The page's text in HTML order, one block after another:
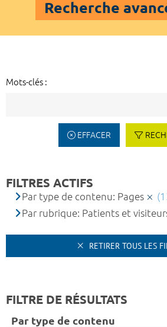
Recherche
Mots-clés :
EFFACER
FILTRES ACTIFS
Par type de contenu: Pages
Par rubrique: Patients et
RETIRER TOUS LES
FILTRE DE RÉSULTATS
Par type de contenu